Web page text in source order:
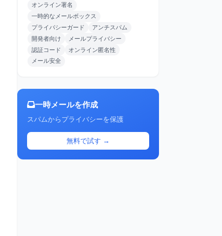
オンライン署名
一時的なメールボックス
プライバシーガード
アンチスパム
開発者向け
メールプライバシー
認証コード
オンライン匿名性
メール安全
一時メールを作成
スパムからプライバシーを保護
無料で試す →